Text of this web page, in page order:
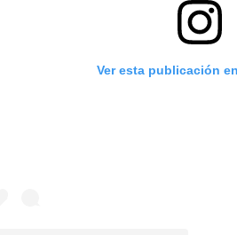
Ver esta publicación